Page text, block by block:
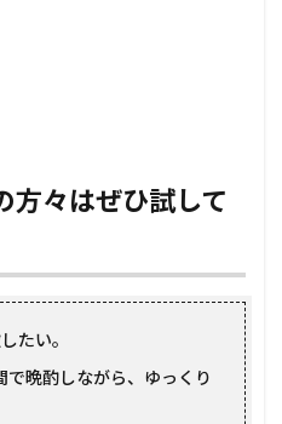
方々はぜひ試して
たい。
で晩酌しながら、ゆっくり